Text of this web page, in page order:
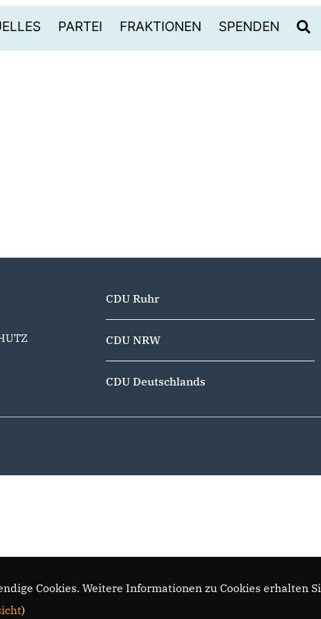
PARTEI FRAKTIONEN SPENDEN
CDU Ruhr
CDU NRW
CDU Deutschlands
Cookies. Weitere Informationen zu Cookies erhalten
)